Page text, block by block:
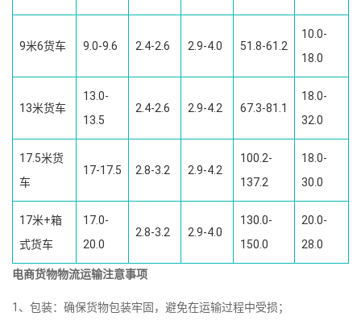
9米6货车 9.0-9.6 2.4-2.6 2.9-4.0 51.8-61.2
10.0-
18.0
13米货车
13.0-
13.5
2.4-2.6 2.9-4.2 67.3-81.1
18.0-
32.0
17.5米货
车
17-17.5 2.8-3.2 2.9-4.2
100.2-
137.2
18.0-
30.0
17米+箱
式货车
17.0-
20.0
2.8-3.2 2.9-4.0
130.0-
150.0
20.0-
28.0
电商货物物流运输注意事项
1、包装：确保货物包装牢固，避免在运输过程中受损；